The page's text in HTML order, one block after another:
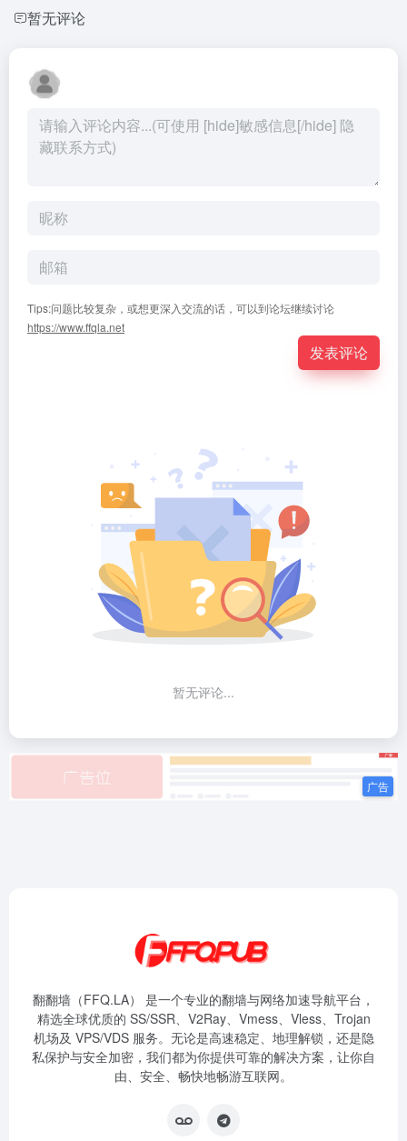
暂无评论
Tips:问题比较复杂，或想更深入交流的话，可以到论坛继续讨论
https://www.ffqla.net
发表评论
暂无评论...
翻翻墙（FFQ.LA） 是一个专业的翻墙与网络加速导航平台，
精选全球优质的 SS/SSR、V2Ray、Vmess、Vless、Trojan
机场及 VPS/VDS 服务。无论是高速稳定、地理解锁，还是隐
私保护与安全加密，我们都为你提供可靠的解决方案，让你自
由、安全、畅快地畅游互联网。